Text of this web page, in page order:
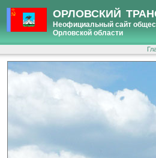
ОРЛОВСКИЙ
Неофициальный сайт
Орловской области